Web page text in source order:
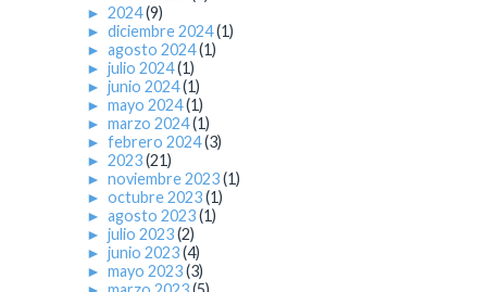
► 2024(9)
► diciembre 2024(1)
► agosto 2024(1)
► julio 2024(1)
► junio 2024(1)
► mayo 2024(1)
► marzo 2024(1)
► febrero 2024(3)
► 2023(21)
► noviembre 2023(1)
► octubre 2023(1)
► agosto 2023(1)
► julio 2023(2)
► junio 2023(4)
► mayo 2023(3)